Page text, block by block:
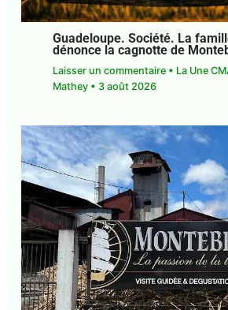
Guadeloupe. Société. La
Selbonne dénonce la cagnotte
Montebello
Laisser un commentaire •La Une
Agnès Mathey•3 août 2026